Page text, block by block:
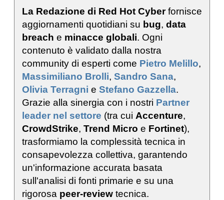
La Redazione di Red Hot Cyberfornisce
aggiornamenti quotidiani su bug, data
breach e minacce globali. Ogni
contenuto è validato dalla nostra
community di esperti come Pietro Melillo,
Massimiliano Brolli, Sandro Sana,
Olivia Terragni e Stefano Gazzella.
Grazie alla sinergia con i nostri Partner
leader nel settore (tra cui Accenture,
CrowdStrike, Trend Micro e Fortinet),
trasformiamo la complessità tecnica in
consapevolezza collettiva, garantendo
un'informazione accurata basata
sull'analisi di fonti primarie e su una
rigorosa peer-review tecnica.